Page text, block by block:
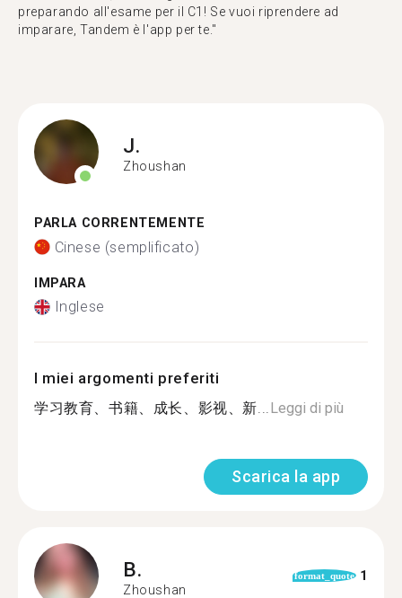
preparando all'esame per il C1! Se vuoi riprendere ad
imparare, Tandem è l'app per te."
J.
Zhoushan
PARLA CORRENTEMENTE
Cinese (semplificato)
IMPARA
Inglese
I miei argomenti preferiti
学习教育、书籍、成长、影视、新...Leggi di più
Scarica la app
B.
Zhoushan
format_quote 1